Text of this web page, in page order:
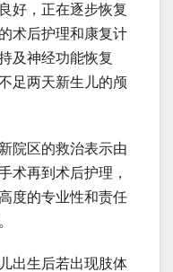
好，正在逐步恢复
术后护理和康复计
及神经功能恢复
足两天新生儿的颅
院区的救治表示由
术再到术后护理，
度的专业性和责任
出生后若出现肢体